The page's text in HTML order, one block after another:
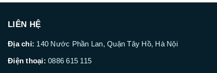
LIÊN HỆ
Địa chỉ: 140 Nước Phần Lan, Quận Tây Hồ, Hà Nội
Điện thoại: 0886 615 115